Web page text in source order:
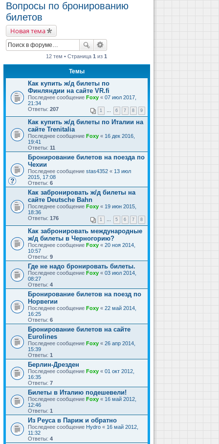
Вопросы по бронированию
билетов
Новая тема
12 тем • Страница1 из1
Темы
Как купить ж/д билеты по
Финляндии на сайте VR.fi
Последнее сообщение Foxy « 07 июл 2017,
21:34
Ответы: 207 1 … 6 7 8 9
Как купить ж/д билеты по Италии на
сайте Trenitalia
Последнее сообщение Foxy « 16 дек 2016,
19:41
Ответы: 11
Бронирование билетов на поезда по
Чехии
Последнее сообщение stas4352 « 13 июл
2015, 17:08
Ответы: 6
Как забронировать ж/д билеты на
сайте Deutsche Bahn
Последнее сообщение Foxy « 19 июн 2015,
18:36
Ответы: 176 1 … 5 6 7 8
Как забронировать международные
ж/д билеты в Черногорию?
Последнее сообщение Foxy « 20 ноя 2014,
10:57
Ответы: 9
Где не надо бронировать билеты.
Последнее сообщение Foxy « 03 июл 2014,
08:27
Ответы: 4
Бронирование билетов на поезд по
Норвегии
Последнее сообщение Foxy « 22 май 2014,
16:25
Ответы: 6
Бронирование билетов на сайте
Eurolines
Последнее сообщение Foxy « 26 апр 2014,
15:39
Ответы: 1
Берлин-Дрезден
Последнее сообщение Foxy « 01 окт 2012,
16:35
Ответы: 7
Билеты в Италию подешевели!
Последнее сообщение Foxy « 16 май 2012,
12:46
Ответы: 1
Из Реуса в Париж и обратно
Последнее сообщение Hydro « 16 май 2012,
11:32
Ответы: 4